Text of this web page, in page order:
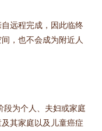
远程完成，因此临终
，也不会成为附近人
段为个人、夫妇或家庭
其家庭以及儿童癌症